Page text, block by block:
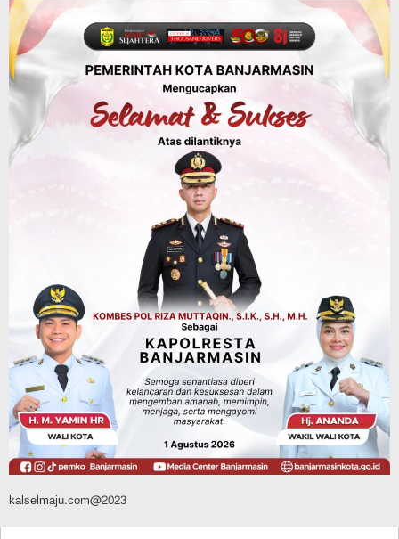
Panaskan Kembali Arena Panjat Tebing,
FPTI Banjarmasin Siapkan Sirkuit se-
Kalsel
Agustus 8, 2026
Sosial & Keagamaan
Hari Pramuka ke-65, Kwarcab
Banjarmasin Ziarah ke Makam Pangeran
Antasari dan Gelar Ulang Janji
Budaya & Pariwisata
Sambut Ketua Komisi II DPR RI, Yamin
Suguhkan Ikan Sepat Kering dan
Cacapan Khas Banjar
Agustus 8, 2026
kalselmaju.com@2023